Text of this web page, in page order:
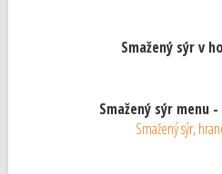
Smažený sýr v
Smažený sýr menu
Smažený sýr,